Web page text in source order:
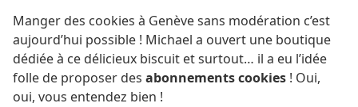
Manger des cookies à Genève sans modération c’est
aujourd’hui possible ! Michael a ouvert une boutique
dédiée à ce délicieux biscuit et surtout… il a eu l’idée
folle de proposer des abonnements cookies ! Oui,
oui, vous entendez bien !